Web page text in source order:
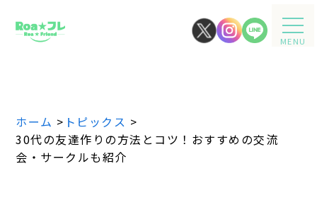
MENU
ホーム > トピックス >
30代の友達作りの方法とコツ！おすすめの交流
会・サークルも紹介